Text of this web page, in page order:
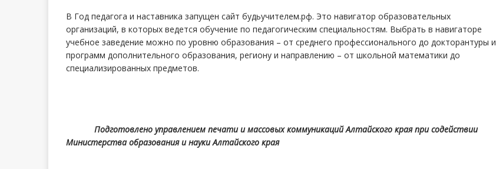
В Год педагога и наставника запущен сайт будьучителем.рф. Это навигатор образовательных
организаций, в которых ведется обучение по педагогическим специальностям. Выбрать в навигаторе
учебное заведение можно по уровню образования – от среднего профессионального до докторантуры и
программ дополнительного образования, региону и направлению – от школьной математики до
специализированных предметов.
Подготовлено управлением печати и массовых коммуникаций Алтайского края при содействии
Министерства образования и науки Алтайского края